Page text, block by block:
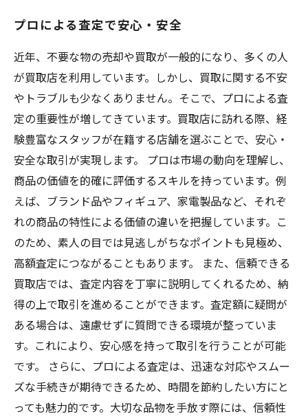
プロによる査定で安心・安全
近年、不要な物の売却や買取が一般的になり、多くの人
が買取店を利用しています。しかし、買取に関する不安
やトラブルも少なくありません。そこで、プロによる査
定の重要性が増してきています。買取店に訪れる際、経
験豊富なスタッフが在籍する店舗を選ぶことで、安心・
安全な取引が実現します。 プロは市場の動向を理解し、
商品の価値を的確に評価するスキルを持っています。例
えば、ブランド品やフィギュア、家電製品など、それぞ
れの商品の特性による価値の違いを把握しています。こ
のため、素人の目では見逃しがちなポイントも見極め、
高額査定につながることもあります。 また、信頼できる
買取店では、査定内容を丁寧に説明してくれるため、納
得の上で取引を進めることができます。査定額に疑問が
ある場合は、遠慮せずに質問できる環境が整っていま
す。これにより、安心感を持って取引を行うことが可能
です。 さらに、プロによる査定は、迅速な対応やスムー
ズな手続きが期待できるため、時間を節約したい方にと
っても魅力的です。大切な品物を手放す際には、信頼性